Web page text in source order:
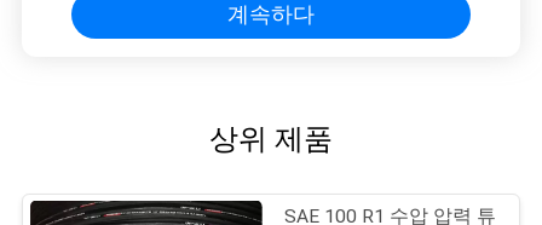
계속하다
상위 제품
SAE 100 R1 수압 압력 튜